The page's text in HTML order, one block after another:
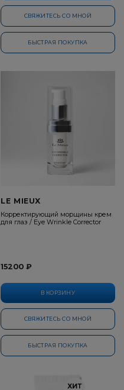
СВЯЖИТЕСЬ СО МНОЙ
БЫСТРАЯ ПОКУПКА
В КОРЗИНУ
СВЯЖИТЕСЬ СО МНОЙ
БЫСТРАЯ ПОКУПКА
LE MIEUX
Корректирующий морщины крем
для глаз / Eye Wrinkle Corrector
15200 ₽